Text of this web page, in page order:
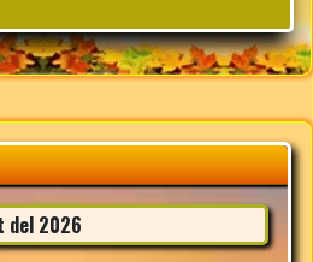
del 2026